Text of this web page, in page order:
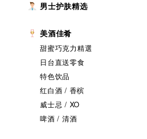
男士护肤精选
美酒佳肴
甜蜜巧克力精選
日台直送零食
特色饮品
红白酒 / 香槟
威士忌 / XO
啤酒 / 清酒